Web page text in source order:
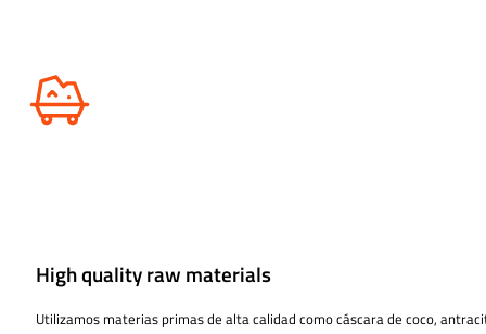
High quality raw materials
Utilizamos materias primas de alta calidad como cáscara de coco,